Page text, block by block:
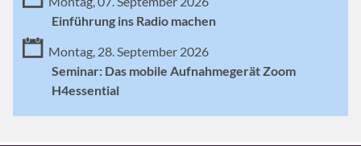
Einführung ins Radio machen
Montag, 28. September 2026
Seminar: Das mobile Aufnahmegerät Zoom
H4essential